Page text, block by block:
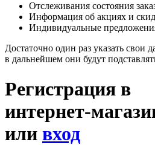
Отслеживания состояния
Информация об акциях и
Индивидуальные
Достаточно один раз указать свои
в дальнейшем они будут
Регистрация в
интернет-
или вход